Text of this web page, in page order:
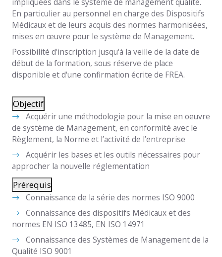
En particulier au personnel en charge des Dispositifs
Médicaux et de leurs acquis des normes harmonisées,
mises en œuvre pour le système de Management.
Possibilité d'inscription jusqu'à la veille de la date de
début de la formation, sous réserve de place
disponible et d'une confirmation écrite de FREA.
Objectif
Acquérir une méthodologie pour la mise en oeuvre
de système de Management, en conformité avec le
Règlement, la Norme et l’activité de l’entreprise
Acquérir les bases et les outils nécessaires pour
approcher la nouvelle réglementation
Prérequis
Connaissance de la série des normes ISO 9000
Connaissance des dispositifs Médicaux et des
normes EN ISO 13485, EN ISO 14971
Connaissance des Systèmes de Management de la
Qualité ISO 9001